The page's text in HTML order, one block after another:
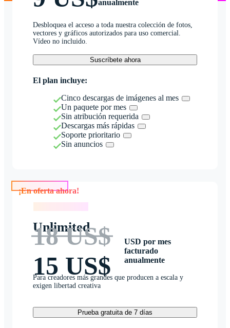
anualmente
Desbloquea el acceso a toda nuestra colección de fotos,
vectores y gráficos autorizados para uso comercial.
Vídeo no incluido.
Suscríbete ahora
El plan incluye:
Cinco descargas de imágenes al mes
Un paquete por mes
Sin atribución requerida
Descargas más rápidas
Soporte prioritario
Sin anuncios
Unlimited
18 US$
15 US$
USD por mes
facturado
anualmente
Para creadores más grandes que producen a escala y
exigen libertad creativa
Prueba gratuita de 7 días